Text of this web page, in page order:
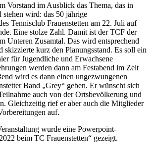
Vorstand im Ausblick das Thema, das in
wird: das 50 jährige
Tennisclub Frauenstetten am 22. Juli auf
Eine stolze Zahl. Damit ist der TCF der
Unteren Zusamtal. Das wird entsprechend
skizzierte kurz den Planungsstand. Es soll ein
für Jugendliche und Erwachsene
werden dann am Festabend im Zelt
wird es dann einen ungezwungenen
Band „Grey“ geben. Er wünscht sich
auch von der Ortsbevölkerung und
. Gleichzeitig rief er aber auch die Mitglieder
auf.
wurde eine Powerpoint-
22 beim TC Frauenstetten“ gezeigt.